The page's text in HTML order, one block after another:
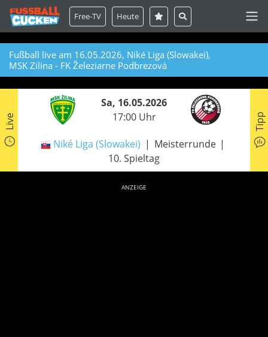
Free-TV Heute
Fußball live am 16.05.2026, Niké Liga (Slowakei),
MSK Zilina - FK Železiarne Podbrezová
Live
Sa, 16.05.2026
17:00 Uhr
Niké Liga (Slowakei)
Meisterrunde
10. Spieltag
Tipp
ANZEIGE